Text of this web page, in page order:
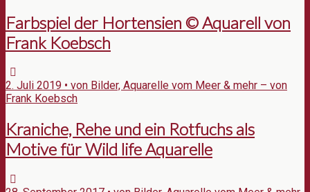
Farbspiel der Hortensien © Aquarell von
Frank Koebsch
2. Juli 2019 • von Bilder, Aquarelle vom Meer & mehr – von
Frank Koebsch
Kraniche, Rehe und ein Rotfuchs als
Motive für Wild life Aquarelle